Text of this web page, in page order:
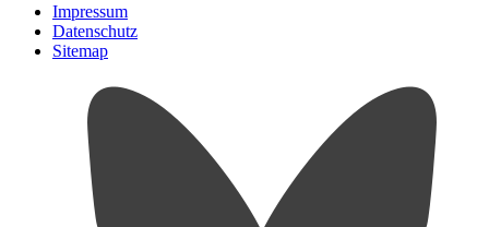
Impressum
Datenschutz
Sitemap